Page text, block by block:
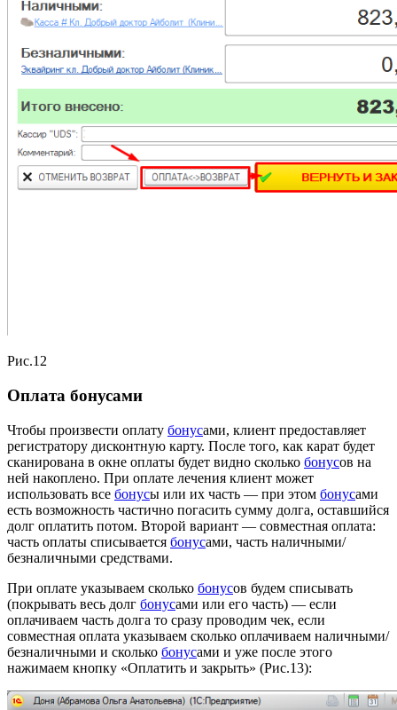
Рис.12
Оплата бонусами
Чтобы произвести оплату бонусами, клиент предоставляет
регистратору дисконтную карту. После того, как карат будет
сканирована в окне оплаты будет видно сколько бонусов на
ней накоплено. При оплате лечения клиент может
использовать все бонусы или их часть — при этом бонусами
есть возможность частично погасить сумму долга, оставшийся
долг оплатить потом. Второй вариант — совместная оплата:
часть оплаты списывается бонусами, часть наличными/
безналичными средствами.
При оплате указываем сколько бонусов будем списывать
(покрывать весь долг бонусами или его часть) — если
оплачиваем часть долга то сразу проводим чек, если
совместная оплата указываем сколько оплачиваем наличными/
безналичными и сколько бонусами и уже после этого
нажимаем кнопку «Оплатить и закрыть» (Рис.13):